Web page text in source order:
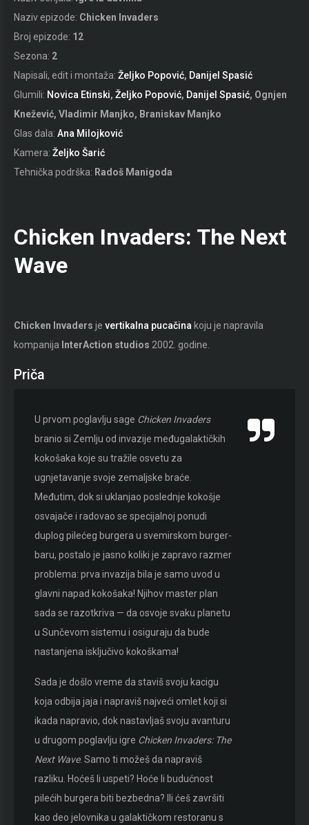
Naziv epizode: Chicken Invaders
Broj epizode: 12
Sezona: 2
Napisali, edit i montaža: Željko Popović, Danijel Spasić
Glumili: Novica Etinski, Željko Popović, Danijel Spasić, Ognjen
Knežević, Vladimir Manjko, Braniskav Manjko
Glas dala: Ana Milojković
Kamera: Željko Šarić
Tehnička podrška: Radoš Manigoda
Chicken Invaders: The Next
Wave
Chicken Invaders je vertikalna pucačina koju je napravila
kompanija InterAction studios 2002. godine.
Priča
U prvom poglavlju sage Chicken Invaders
branio si Zemlju od invazije međugalaktičkih
kokošaka koje su tražile osvetu za
ugnjetavanje svoje zemaljske braće.
Međutim, dok si uklanjao poslednje kokošje
osvajače i radovao se specijalnoj ponudi
duplog pilećeg burgera u svemirskom burger-
baru, postalo je jasno koliki je zapravo razmer
problema: prva invazija bila je samo uvod u
glavni napad kokošaka! Njihov master plan
sada se razotkriva — da osvoje svaku planetu
u Sunčevom sistemu i osiguraju da bude
nastanjena isključivo kokoškama!
Sada je došlo vreme da staviš svoju kacigu
koja odbija jaja i napraviš najveći omlet koji si
ikada napravio, dok nastavljaš svoju avanturu
u drugom poglavlju igre Chicken Invaders: The
Next Wave. Samo ti možeš da napraviš
razliku. Hoćeš li uspeti? Hoće li budućnost
pilećih burgera biti bezbedna? Ili ćeš završiti
kao deo jelovnika u galaktičkom restoranu s